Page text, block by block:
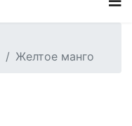
Желтое манго